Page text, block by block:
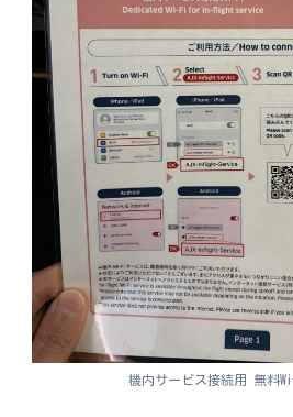
機内サービス接続用 無料